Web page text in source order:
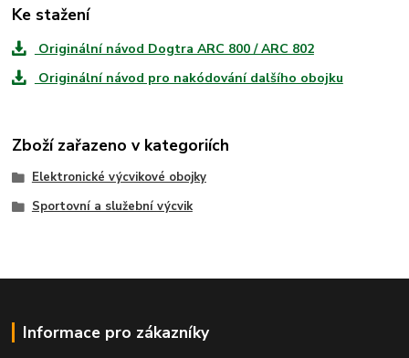
Ke stažení
Originální návod Dogtra ARC 800 / ARC 802
Originální návod pro nakódování dalšího obojku
Zboží zařazeno v kategoriích
Elektronické výcvikové obojky
Sportovní a služební výcvik
Informace pro zákazníky